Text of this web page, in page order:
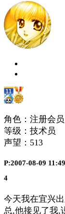
角色：注册会员
等级：技术员
声望： 513
P:2007-08-09
4
今天我在宜兴
总,他接见了我,